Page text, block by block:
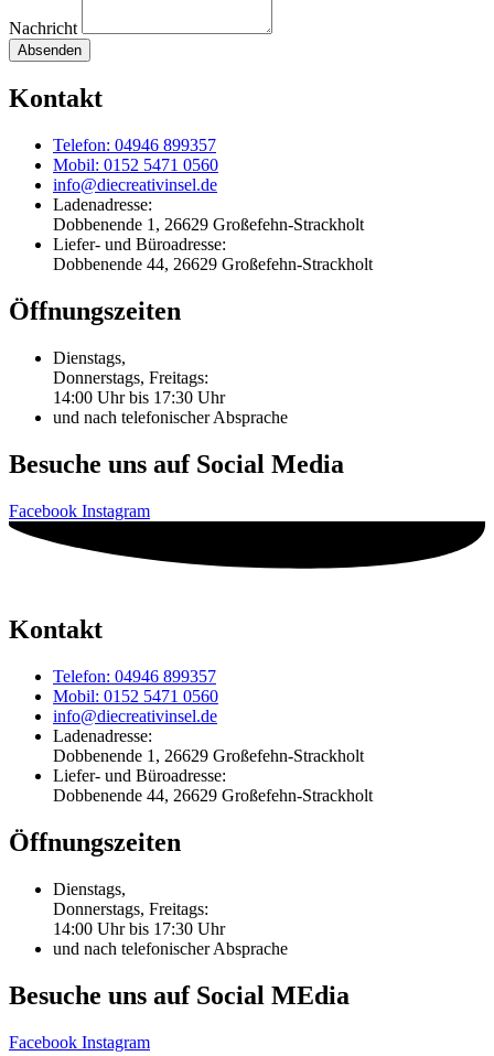
Nachricht
Absenden
Kontakt
Telefon: 04946 899357
Mobil: 0152 5471 0560
info@diecreativinsel.de
Ladenadresse:
Dobbenende 1, 26629 Großefehn-Strackholt
Liefer- und Büroadresse:
Dobbenende 44, 26629 Großefehn-Strackholt
Öffnungszeiten
Dienstags,
Donnerstags, Freitags:
14:00 Uhr bis 17:30 Uhr
und nach telefonischer Absprache
Besuche uns auf Social Media
Facebook Instagram
Kontakt
Telefon: 04946 899357
Mobil: 0152 5471 0560
info@diecreativinsel.de
Ladenadresse:
Dobbenende 1, 26629 Großefehn-Strackholt
Liefer- und Büroadresse:
Dobbenende 44, 26629 Großefehn-Strackholt
Öffnungszeiten
Dienstags,
Donnerstags, Freitags:
14:00 Uhr bis 17:30 Uhr
und nach telefonischer Absprache
Besuche uns auf Social MEdia
Facebook Instagram